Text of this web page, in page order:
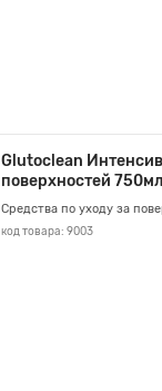
Glutoclean
поверхностей 750мл
Средства по уходу за
код товара: 9003